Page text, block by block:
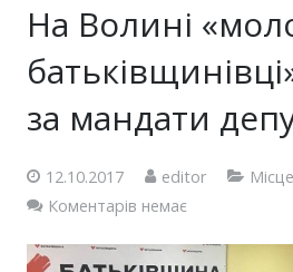
Громадські приймальні
Контакти
На Волині
за мандати
12.10.2017 editor
Коментарів немає